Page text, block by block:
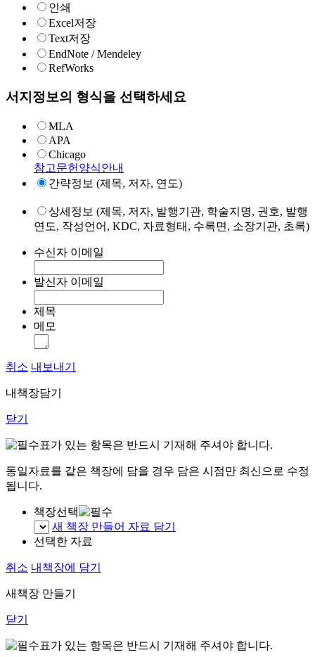
인쇄
Excel저장
Text저장
EndNote / Mendeley
RefWorks
서지정보의 형식을 선택하세요
MLA
APA
Chicago
참고문헌양식안내
간략정보 (제목, 저자, 연도)
상세정보 (제목, 저자, 발행기관, 학술지명, 권호, 발행
연도, 작성언어, KDC, 자료형태, 수록면, 소장기관, 초록)
수신자 이메일
발신자 이메일
제목
메모
취소 내보내기
내책장담기
닫기
표가 있는 항목은 반드시 기재해 주셔야 합니다.
동일자료를 같은 책장에 담을 경우 담은 시점만 최신으로 수정
됩니다.
책장선택
새 책장 만들어 자료 담기
선택한 자료
취소 내책장에 담기
새책장 만들기
닫기
표가 있는 항목은 반드시 기재해 주셔야 합니다.